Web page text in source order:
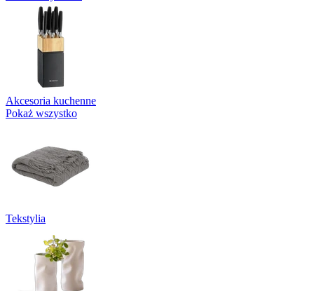
Akcesoria kuchenne
Pokaż wszystko
Tekstylia